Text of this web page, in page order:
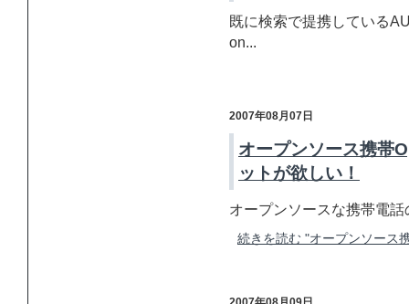
既に検索で提携している
on...
2007年08月07日
オープンソース携帯
ットが欲しい！
オープンソースな携帯電
続きを読む "オープンソース